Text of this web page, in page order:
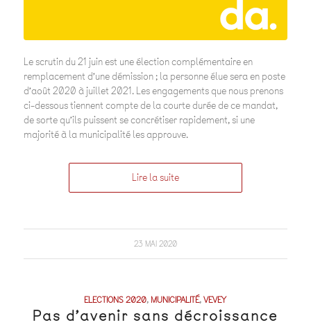
Le scrutin du 21 juin est une élection complémentaire en
remplacement d’une démission ; la personne élue sera en poste
d’août 2020 à juillet 2021. Les engagements que nous prenons
ci-dessous tiennent compte de la courte durée de ce mandat,
de sorte qu’ils puissent se concrétiser rapidement, si une
majorité à la municipalité les approuve.
Lire la suite
23 MAI 2020
ELECTIONS 2020, MUNICIPALITÉ,VEVEY
Pas d’avenir sans décroissance